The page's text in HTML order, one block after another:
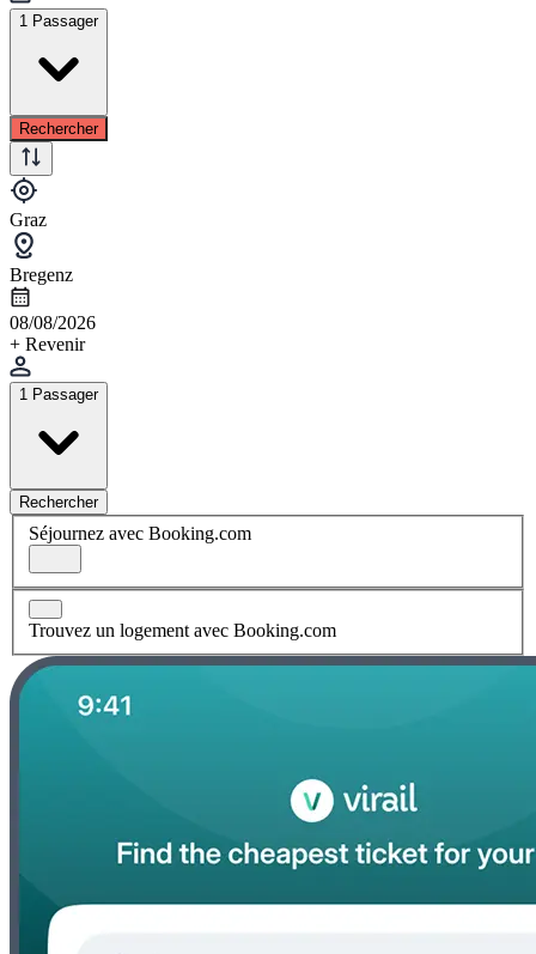
1 Passager
Rechercher
Graz
Bregenz
08/08/2026
+ Revenir
1 Passager
Rechercher
Séjournez avec Booking.com
Trouvez un logement avec Booking.com